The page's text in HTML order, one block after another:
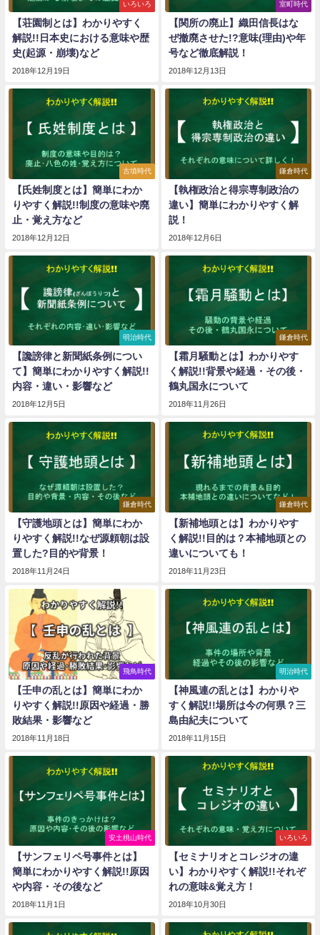
いろいろ
【荘園制とは】わかりやすく
解説!!日本史における意味や歴
史(起源・崩壊)など
2018年12月19日
室町時代
【関所の廃止】織田信長はな
ぜ撤廃させた!?意味(理由)や年
号など徹底解説！
2018年12月13日
古墳時代
【氏姓制度とは】簡単にわか
りやすく解説!!制度の意味や廃
止・覚え方など
2018年12月12日
鎌倉時代
【執権政治と得宗専制政治の
違い】簡単にわかりやすく解
説！
2018年12月6日
明治時代
【讒謗律と新聞紙条例につい
て】簡単にわかりやすく解説!!
内容・違い・影響など
2018年12月5日
鎌倉時代
【霜月騒動とは】わかりやす
く解説!!背景や経過・その後・
鶴丸国永について
2018年11月26日
鎌倉時代
【守護地頭とは】簡単にわか
りやすく解説!!なぜ源頼朝は設
置した?目的や背景！
2018年11月24日
鎌倉時代
【新補地頭とは】わかりやす
く解説!!目的は？本補地頭との
違いについても！
2018年11月23日
飛鳥時代
【壬申の乱とは】簡単にわか
りやすく解説!!原因や経過・勝
敗結果・影響など
2018年11月18日
明治時代
【神風連の乱とは】わかりや
すく解説!!場所は今の何県？三
島由紀夫について
2018年11月15日
安土桃山時代
【サンフェリペ号事件とは】
簡単にわかりやすく解説!!原因
や内容・その後など
2018年11月1日
いろいろ
【セミナリオとコレジオの違
い】わかりやすく解説!!それぞ
れの意味&覚え方！
2018年10月30日